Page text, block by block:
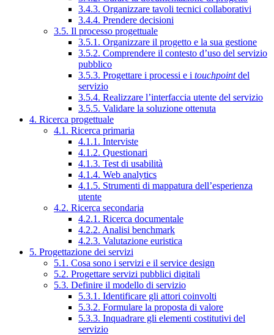
3.4.3. Organizzare tavoli tecnici collaborativi
3.4.4. Prendere decisioni
3.5. Il processo progettuale
3.5.1. Organizzare il progetto e la sua gestione
3.5.2. Comprendere il contesto d’uso del servizio
pubblico
3.5.3. Progettare i processi e i touchpointdel
servizio
3.5.4. Realizzare l’interfaccia utente del servizio
3.5.5. Validare la soluzione ottenuta
4. Ricerca progettuale
4.1. Ricerca primaria
4.1.1. Interviste
4.1.2. Questionari
4.1.3. Test di usabilità
4.1.4. Web analytics
4.1.5. Strumenti di mappatura dell’esperienza
utente
4.2. Ricerca secondaria
4.2.1. Ricerca documentale
4.2.2. Analisi benchmark
4.2.3. Valutazione euristica
5. Progettazione dei servizi
5.1. Cosa sono i servizi e il service design
5.2. Progettare servizi pubblici digitali
5.3. Definire il modello di servizio
5.3.1. Identificare gli attori coinvolti
5.3.2. Formulare la proposta di valore
5.3.3. Inquadrare gli elementi costitutivi del
servizio